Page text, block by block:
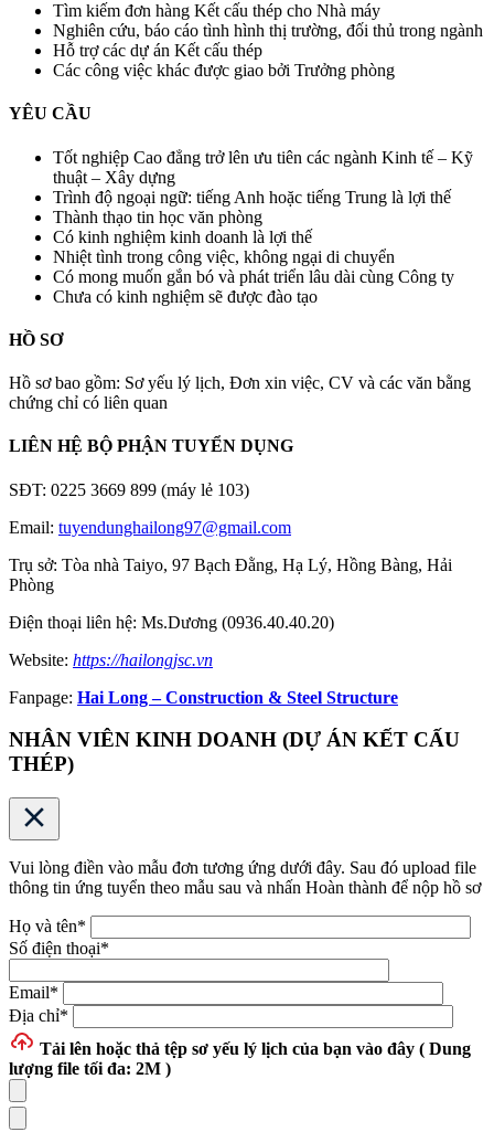
Tìm kiếm đơn hàng Kết cấu thép cho Nhà máy
Nghiên cứu, báo cáo tình hình thị trường, đối thủ trong ngành
Hỗ trợ các dự án Kết cấu thép
Các công việc khác được giao bởi Trưởng phòng
YÊU CẦU
Tốt nghiệp Cao đẳng trở lên ưu tiên các ngành Kinh tế – Kỹ
thuật – Xây dựng
Trình độ ngoại ngữ: tiếng Anh hoặc tiếng Trung là lợi thế
Thành thạo tin học văn phòng
Có kinh nghiệm kinh doanh là lợi thế
Nhiệt tình trong công việc, không ngại di chuyển
Có mong muốn gắn bó và phát triển lâu dài cùng Công ty
Chưa có kinh nghiệm sẽ được đào tạo
HỒ SƠ
Hồ sơ bao gồm: Sơ yếu lý lịch, Đơn xin việc, CV và các văn bằng
chứng chỉ có liên quan
LIÊN HỆ BỘ PHẬN TUYỂN DỤNG
SĐT: 0225 3669 899 (máy lẻ 103)
Email: tuyendunghailong97@gmail.com
Trụ sở: Tòa nhà Taiyo, 97 Bạch Đằng, Hạ Lý, Hồng Bàng, Hải
Phòng
Điện thoại liên hệ: Ms.Dương (0936.40.40.20)
Website: https://hailongjsc.vn
Fanpage: Hai Long – Construction & Steel Structure
NHÂN VIÊN KINH DOANH (DỰ ÁN KẾT CẤU
THÉP)
Vui lòng điền vào mẫu đơn tương ứng dưới đây. Sau đó upload file
thông tin ứng tuyển theo mẫu sau và nhấn Hoàn thành để nộp hồ sơ
Họ và tên*
Số điện thoại*
Email*
Địa chỉ*
Tải lên hoặc thả tệp sơ yếu lý lịch của bạn vào đây ( Dung
lượng file tối đa: 2M )